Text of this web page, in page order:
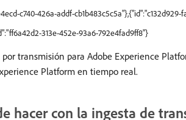
c740-426a-addf-
313e-452e-93a6-792e4fad9ff8"}
transmisión para Adobe Experience
Platform en tiempo real.
hacer con la ingesta de